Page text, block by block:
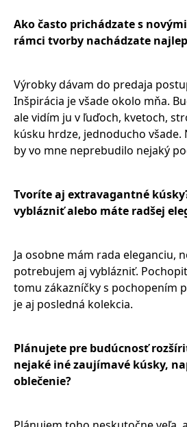
Ako často prichádzate s
rámci tvorby nachádzate
Výrobky dávam do predaja
Inšpirácia je všade okolo mňa.
ale vidím ju v ľuďoch, kvetoch,
kúsku hrdze, jednoducho všade.
by vo mne neprebudilo nejaký
Tvoríte aj extravagantné
vyblázniť alebo máte radšej
Ja osobne mám rada eleganciu,
potrebujem aj vyblázniť.
tomu zákazníčky s pochopením
je aj posledná kolekcia.
Plánujete pre budúcnosť
nejaké iné zaujímavé kúsky,
oblečenie?